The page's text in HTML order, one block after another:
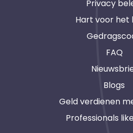
Privacy
Hart voor het
FAQ
Blogs
Geld verdienen
Professionals